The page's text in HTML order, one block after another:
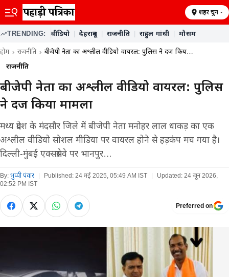
शहर चुनें
TRENDING: वीडियो देहरादून राजनीति राहुल गांधी मौसम
होम राजनीति बीजेपी नेता का अश्लील वीडियो वायरल: पुलिस ने दर्ज किय…
राजनीति
बीजेपी नेता का अश्लील वीडियो वायरल: पुलिस
ने दर्ज किया मामला
मध्य प्रदेश के मंदसौर जिले में बीजेपी नेता मनोहर लाल धाकड़ का एक
अश्लील वीडियो सोशल मीडिया पर वायरल होने से हड़कंप मच गया है।
दिल्ली-मुंबई एक्सप्रेसवे पर भानपुर…
By: भुप्पी पंवार Published: 24 मई 2025, 05:49 AM IST Updated: 24 जून 2026,
02:52 PM IST
Preferred on